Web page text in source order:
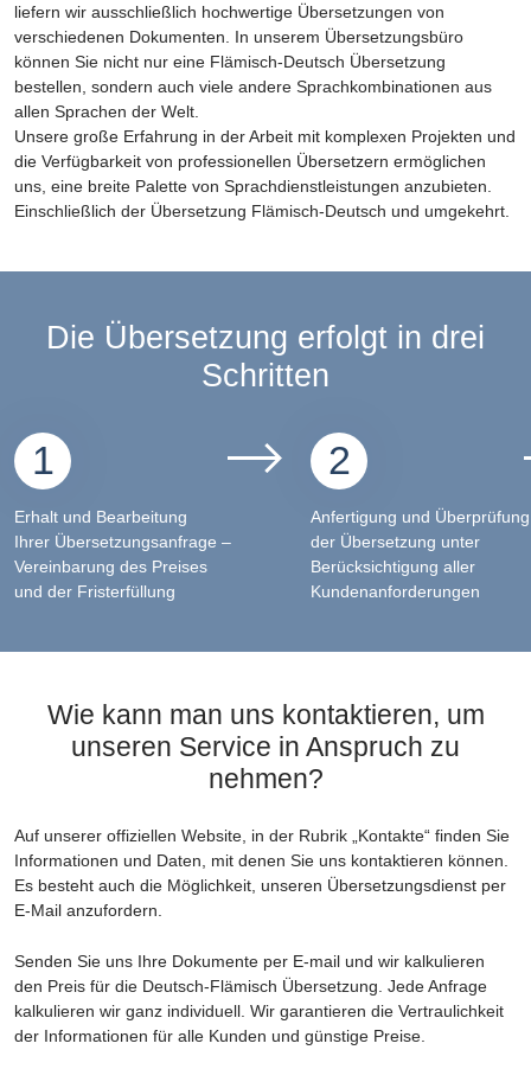
liefern wir ausschließlich hochwertige Übersetzungen von
verschiedenen Dokumenten. In unserem Übersetzungsbüro
können Sie nicht nur eine Flämisch-Deutsch Übersetzung
bestellen, sondern auch viele andere Sprachkombinationen aus
allen Sprachen der Welt.
Unsere große Erfahrung in der Arbeit mit komplexen Projekten und
die Verfügbarkeit von professionellen Übersetzern ermöglichen
uns, eine breite Palette von Sprachdienstleistungen anzubieten.
Einschließlich der Übersetzung Flämisch-Deutsch und umgekehrt.
Die Übersetzung erfolgt in drei
Schritten
1
Erhalt und Bearbeitung
Ihrer Übersetzungsanfrage –
Vereinbarung des Preises
und der Fristerfüllung
2
Anfertigung und Überprüfung
der Übersetzung unter
Berücksichtigung aller
Kundenanforderungen
Wie kann man uns kontaktieren, um
unseren Service in Anspruch zu
nehmen?
Auf unserer offiziellen Website, in der Rubrik „Kontakte“ finden Sie
Informationen und Daten, mit denen Sie uns kontaktieren können.
Es besteht auch die Möglichkeit, unseren Übersetzungsdienst per
E-Mail anzufordern.
Senden Sie uns Ihre Dokumente per E-mail und wir kalkulieren
den Preis für die Deutsch-Flämisch Übersetzung. Jede Anfrage
kalkulieren wir ganz individuell. Wir garantieren die Vertraulichkeit
der Informationen für alle Kunden und günstige Preise.